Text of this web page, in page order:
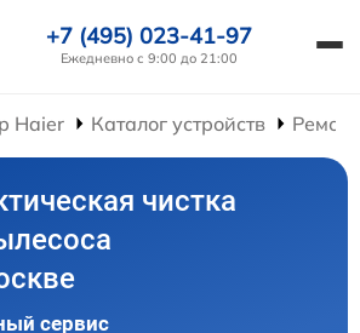
+7 (495) 023-41-97
Ежедневно с 9:00 до 21:00
Haier Каталог устройств
чистка
сервис